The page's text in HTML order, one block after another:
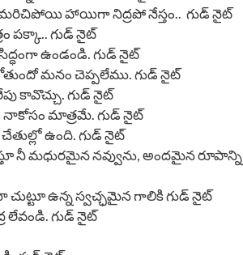
మరిచిపోయి హాయిగా నిద్రపో నేస్తం.. గుడ్ నైట్
పక్కా.. గుడ్ నైట్
ఉండండి. గుడ్ నైట్
మనం చెప్పలేము. గుడ్ నైట్
కావొచ్చు. గుడ్ నైట్
నాకోసం మాత్రమే. గుడ్ నైట్
ఉంది. గుడ్ నైట్
నీ మధురమైన నవ్వును, అందమైన రూపాన్ని
చుట్టూ ఉన్న స్వచ్ఛమైన గాలికి గుడ్ నైట్
లేవండి. గుడ్ నైట్